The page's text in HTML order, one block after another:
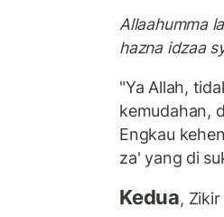
Allaahumma
hazna idzaa
"Ya Allah,
kemudahan,
Engkau
za' yang di
Kedua,